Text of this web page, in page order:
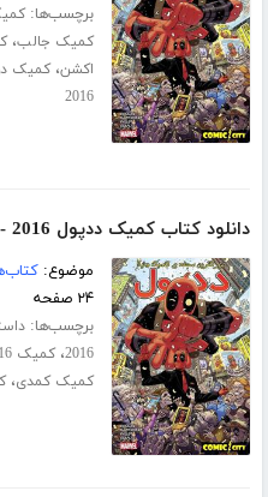
برچسب‌ها:
کمیک جالب،
اکشن،کمیک
2016
دانلود کتاب کمیک ددپول 2016 - قسمت بیست و نهم
موضوع:
۲۴ صفحه
برچسب‌ها:
2016،کمیک Deadpool 2016
کمیک کمدی،